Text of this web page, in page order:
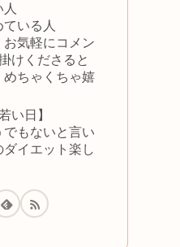
ている人
気軽にコメン
けくださると
めちゃくちゃ嬉
い日】
もないと言い
イエット楽し